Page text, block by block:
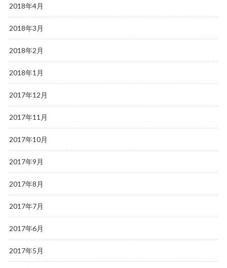
2018年4月
2018年3月
2018年2月
2018年1月
2017年12月
2017年11月
2017年10月
2017年9月
2017年8月
2017年7月
2017年6月
2017年5月